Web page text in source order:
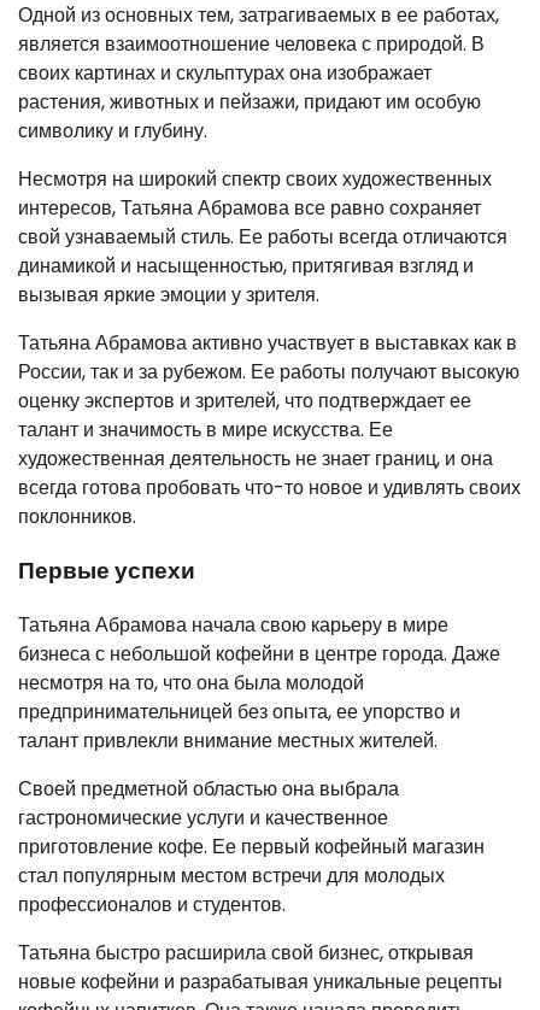
Одной из основных тем, затрагиваемых в ее работах,
является взаимоотношение человека с природой. В
своих картинах и скульптурах она изображает
растения, животных и пейзажи, придают им особую
символику и глубину.
Несмотря на широкий спектр своих художественных
интересов, Татьяна Абрамова все равно сохраняет
свой узнаваемый стиль. Ее работы всегда отличаются
динамикой и насыщенностью, притягивая взгляд и
вызывая яркие эмоции у зрителя.
Татьяна Абрамова активно участвует в выставках как в
России, так и за рубежом. Ее работы получают высокую
оценку экспертов и зрителей, что подтверждает ее
талант и значимость в мире искусства. Ее
художественная деятельность не знает границ, и она
всегда готова пробовать что-то новое и удивлять своих
поклонников.
Первые успехи
Татьяна Абрамова начала свою карьеру в мире
бизнеса с небольшой кофейни в центре города. Даже
несмотря на то, что она была молодой
предпринимательницей без опыта, ее упорство и
талант привлекли внимание местных жителей.
Своей предметной областью она выбрала
гастрономические услуги и качественное
приготовление кофе. Ее первый кофейный магазин
стал популярным местом встречи для молодых
профессионалов и студентов.
Татьяна быстро расширила свой бизнес, открывая
новые кофейни и разрабатывая уникальные рецепты